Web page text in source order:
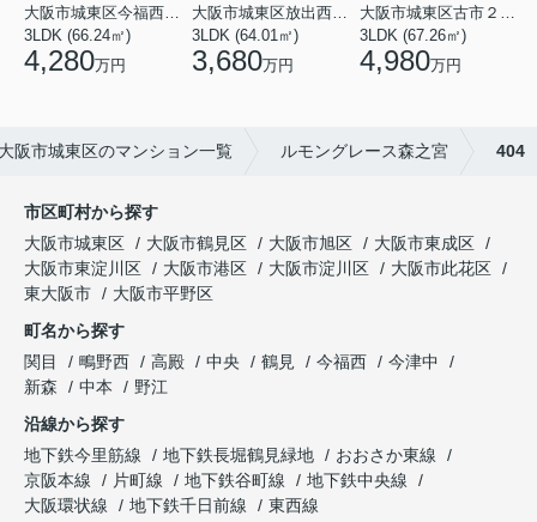
3LDK (66.24㎡)
4,280万円
3LDK (64.01㎡)
3,680万円
大阪市城東区古市２丁目
3LDK (67.26㎡)
4,980万円
阪市城東区のマンション一覧 ルモングレース森之宮 404
市区町村から探す
大阪市城東区
大阪市鶴見区 大阪市旭区
大阪市東成区
大阪市東淀川区
大阪市港区 大阪市淀川区
大阪市此花区
東大阪市
大阪市平野区
町名から探す
関目
鴫野西 高殿 中央 鶴見 今福西
今津中
新森
中本
野江
沿線から探す
地下鉄今里筋線
地下鉄長堀鶴見緑地
おおさか東線
京阪本線
片町線 地下鉄谷町線
地下鉄中央線
大阪環状線
地下鉄千日前線
東西線